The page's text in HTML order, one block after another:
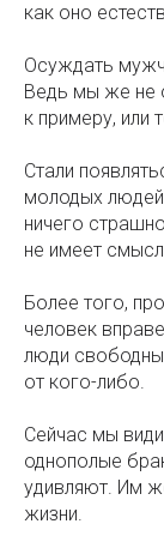
как оно
Осуждать
Ведь мы же не
к примеру, или
Стали
молодых
ничего
не имеет
Более того,
человек
люди
от кого-либо.
Сейчас мы
однополые
удивляют. Им
жизни.